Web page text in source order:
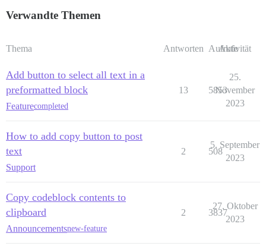
Verwandte Themen
Thema Antworten Aufrufe
Aktivität
Add button to select all text in a
preformatted block
Featurecompleted
13 5853
25.
November
2023
How to add copy button to post
text
Support
2 508
5. September
2023
Copy codeblock contents to
clipboard
Announcementsnew-feature
2 3837
27. Oktober
2023